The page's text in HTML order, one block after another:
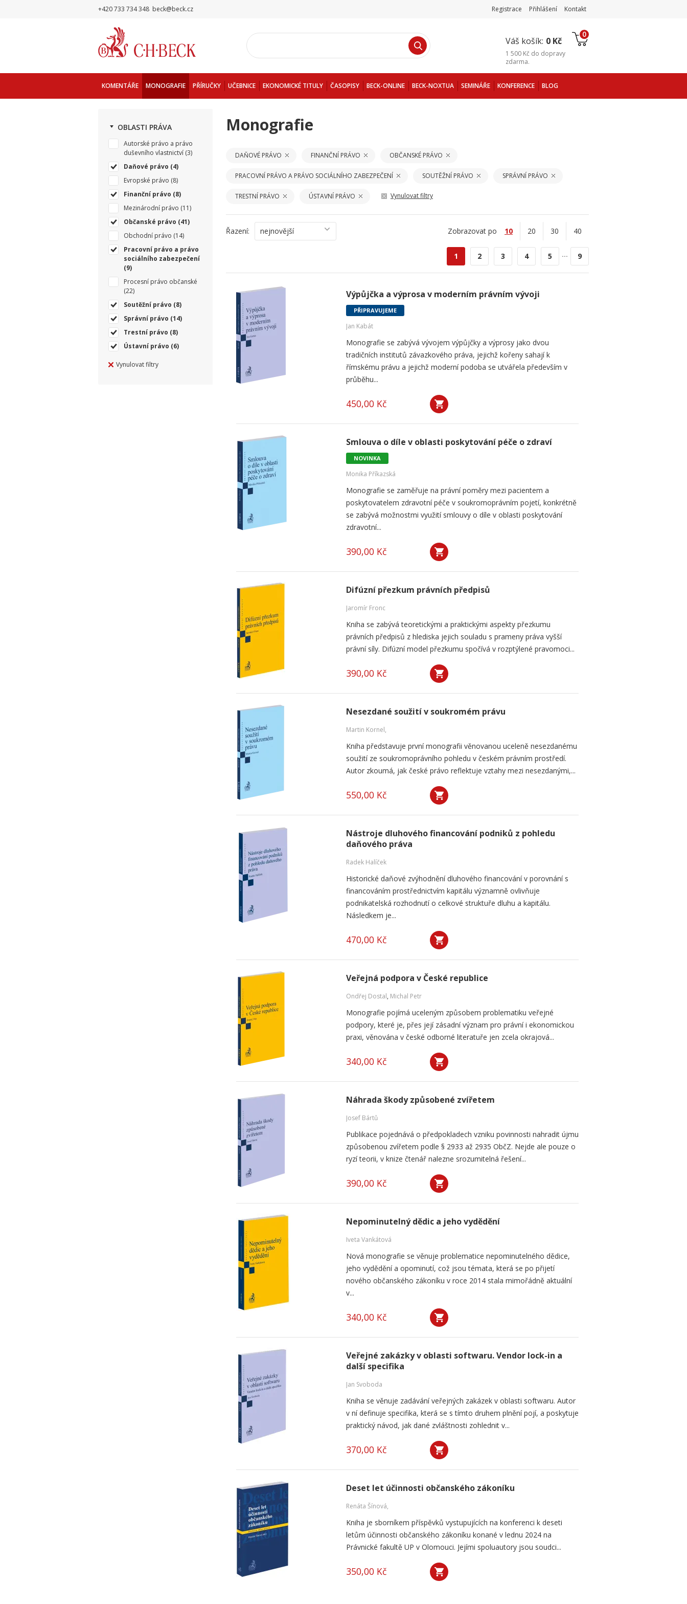
+420 733 734 348 beck@beck.cz Registrace Přihlášení Kontakt
Váš košík: 0 Kč
0
1 500 Kč do dopravy
zdarma.
KOMENTÁŘE MONOGRAFIE PŘÍRUČKY UČEBNICE EKONOMICKÉ TITULY ČASOPISY BECK-ONLINE BECK-NOXTUA SEMINÁŘE KONFERENCE BLOG
OBLASTI PRÁVA
Autorské právo a právo
duševního vlastnictví (3)
Daňové právo (4)
Evropské právo (8)
Finanční právo (8)
Mezinárodní právo (11)
Občanské právo (41)
Obchodní právo (14)
Pracovní právo a právo
sociálního zabezpečení
(9)
Procesní právo občanské
(22)
Soutěžní právo (8)
Správní právo (14)
Trestní právo (8)
Ústavní právo (6)
Vynulovat filtry
Monografie
DAŇOVÉ PRÁVO FINANČNÍ PRÁVO OBČANSKÉ PRÁVO
PRACOVNÍ PRÁVO A PRÁVO SOCIÁLNÍHO ZABEZPEČENÍ SOUTĚŽNÍ PRÁVO SPRÁVNÍ PRÁVO
TRESTNÍ PRÁVO ÚSTAVNÍ PRÁVO Vynulovat filtry
Řazení: nejnovější Zobrazovat po 10 20 30 40
1 2 3 4 5 ... 9
Výpůjčka a výprosa v moderním právním vývoji
PŘIPRAVUJEME
Jan Kabát
Monografie se zabývá vývojem výpůjčky a výprosy jako dvou
tradičních institutů závazkového práva, jejichž kořeny sahají k
římskému právu a jejichž moderní podoba se utvářela především v
průběhu...
450,00 Kč
Smlouva o díle v oblasti poskytování péče o zdraví
NOVINKA
Monika Příkazská
Monografie se zaměřuje na právní poměry mezi pacientem a
poskytovatelem zdravotní péče v soukromoprávním pojetí, konkrétně
se zabývá možnostmi využití smlouvy o díle v oblasti poskytování
zdravotní...
390,00 Kč
Difúzní přezkum právních předpisů
Jaromír Fronc
Kniha se zabývá teoretickými a praktickými aspekty přezkumu
právních předpisů z hlediska jejich souladu s prameny práva vyšší
právní síly. Difúzní model přezkumu spočívá v rozptýlené pravomoci...
390,00 Kč
Nesezdané soužití v soukromém právu
Martin Kornel,
Kniha představuje první monografii věnovanou uceleně nesezdanému
soužití ze soukromoprávního pohledu v českém právním prostředí.
Autor zkoumá, jak české právo reflektuje vztahy mezi nesezdanými,...
550,00 Kč
Nástroje dluhového financování podniků z pohledu
daňového práva
Radek Halíček
Historické daňové zvýhodnění dluhového financování v porovnání s
financováním prostřednictvím kapitálu významně ovlivňuje
podnikatelská rozhodnutí o celkové struktuře dluhu a kapitálu.
Následkem je...
470,00 Kč
Veřejná podpora v České republice
Ondřej Dostal, Michal Petr
Monografie pojímá uceleným způsobem problematiku veřejné
podpory, které je, přes její zásadní význam pro právní i ekonomickou
praxi, věnována v české odborné literatuře jen zcela okrajová...
340,00 Kč
Náhrada škody způsobené zvířetem
Josef Bártů
Publikace pojednává o předpokladech vzniku povinnosti nahradit újmu
způsobenou zvířetem podle § 2933 až 2935 ObčZ. Nejde ale pouze o
ryzí teorii, v knize čtenář nalezne srozumitelná řešení...
390,00 Kč
Nepominutelný dědic a jeho vydědění
Iveta Vankátová
Nová monografie se věnuje problematice nepominutelného dědice,
jeho vydědění a opominutí, což jsou témata, která se po přijetí
nového občanského zákoníku v roce 2014 stala mimořádně aktuální
v...
340,00 Kč
Veřejné zakázky v oblasti softwaru. Vendor lock-in a
další specifika
Jan Svoboda
Kniha se věnuje zadávání veřejných zakázek v oblasti softwaru. Autor
v ní definuje specifika, která se s tímto druhem plnění pojí, a poskytuje
praktický návod, jak dané zvláštnosti zohlednit v...
370,00 Kč
Deset let účinnosti občanského zákoníku
Renáta Šínová,
Kniha je sborníkem příspěvků vystupujících na konferenci k deseti
letům účinnosti občanského zákoníku konané v lednu 2024 na
Právnické fakultě UP v Olomouci. Jejími spoluautory jsou soudci...
350,00 Kč